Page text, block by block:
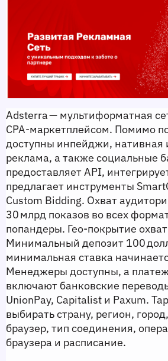
Adsterra — мультиформатная
CPA‑маркетплейсом. Помимо
доступны инпейджи, нативная
реклама, а также социальные
предоставляет API,
предлагает инструменты
Custom Bidding. Охват
30 млрд показов во всех
попандеры. Гео‑покрытие
Минимальный депозит 100
минимальная ставка
Менеджеры доступны, а
включают банковские
UnionPay, Capitalist и Paxum.
выбирать страну, регион,
браузер, тип соединения,
браузера и расписание.